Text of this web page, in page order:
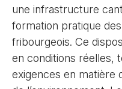
une infrastructure
formation pratique
fribourgeois. Ce
en conditions réelles,
exigences en matière